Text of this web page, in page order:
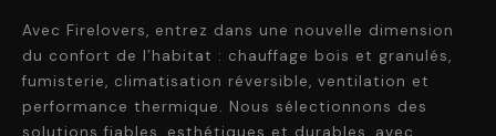
Avec Firelovers, entrez dans une nouvelle dimension
du confort de l’habitat : chauffage bois et granulés,
fumisterie, climatisation réversible, ventilation et
performance thermique. Nous sélectionnons des
solutions fiables, esthétiques et durables, avec